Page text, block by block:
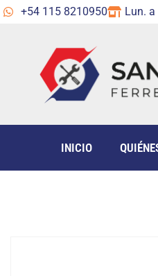
+54 115 8210950 Lun.
INICIO